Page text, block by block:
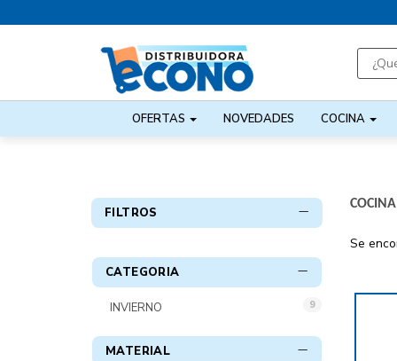
OFERTAS NOVEDADES COCINA
FILTROS
CATEGORIA
INVIERNO 9
MATERIAL
COCINA
Se